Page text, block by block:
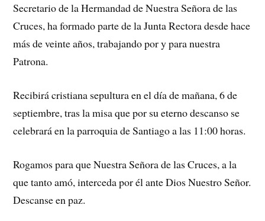
Secretario de la Hermandad de Nuestra Señora de las
Cruces, ha formado parte de la Junta Rectora desde hace
más de veinte años, trabajando por y para nuestra
Patrona.
Recibirá cristiana sepultura en el día de mañana, 6 de
septiembre, tras la misa que por su eterno descanso se
celebrará en la parroquia de Santiago a las 11:00 horas.
Rogamos para que Nuestra Señora de las Cruces, a la
que tanto amó, interceda por él ante Dios Nuestro Señor.
Descanse en paz.